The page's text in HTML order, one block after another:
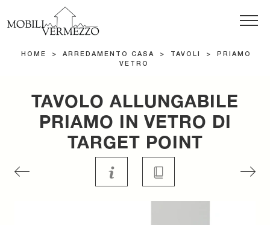
HOME > ARREDAMENTO CASA > TAVOLI >
PRIAMO
VETRO
TAVOLO ALLUNGABILE
PRIAMO IN VETRO DI
TARGET POINT